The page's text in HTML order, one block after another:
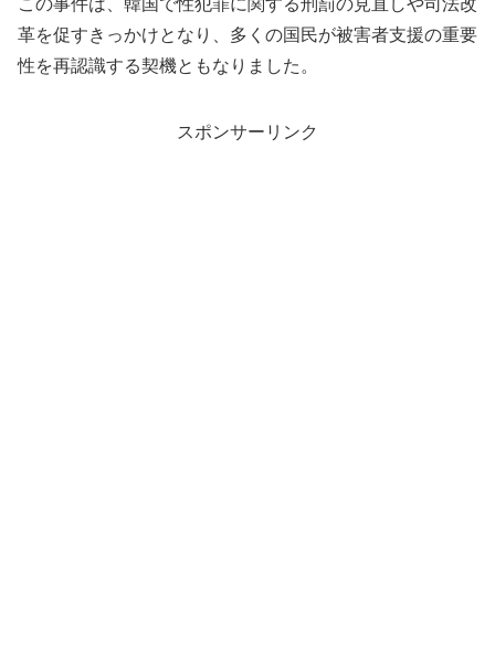
この事件は、韓国で性犯罪に関する刑罰の見直しや司法改
革を促すきっかけとなり、多くの国民が被害者支援の重要
性を再認識する契機ともなりました。
スポンサーリンク